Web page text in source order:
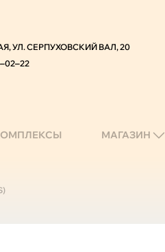
УЛ. СЕРПУХОВСКИЙ ВАЛ, 20
МАГАЗИН